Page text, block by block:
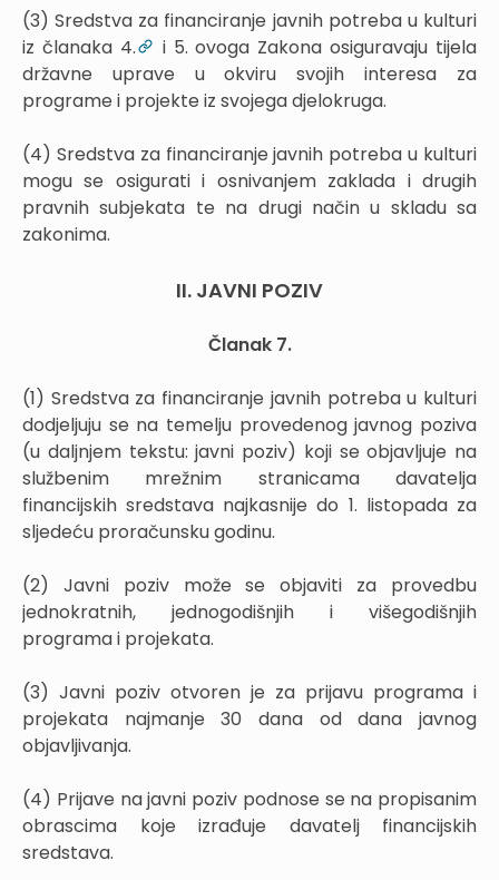
(3) Sredstva za financiranje javnih potreba u kulturi
iz članaka 4.
i 5. ovoga Zakona osiguravaju tijela
državne uprave u okviru svojih interesa za
programe i projekte iz svojega djelokruga.
(4) Sredstva za financiranje javnih potreba u kulturi
mogu se osigurati i osnivanjem zaklada i drugih
pravnih subjekata te na drugi način u skladu sa
zakonima.
II. JAVNI POZIV
Članak 7.
(1) Sredstva za financiranje javnih potreba u kulturi
dodjeljuju se na temelju provedenog javnog poziva
(u daljnjem tekstu: javni poziv) koji se objavljuje na
službenim mrežnim stranicama davatelja
financijskih sredstava najkasnije do 1. listopada za
sljedeću proračunsku godinu.
(2) Javni poziv može se objaviti za provedbu
jednokratnih, jednogodišnjih i višegodišnjih
programa i projekata.
(3) Javni poziv otvoren je za prijavu programa i
projekata najmanje 30 dana od dana javnog
objavljivanja.
(4) Prijave na javni poziv podnose se na propisanim
obrascima koje izrađuje davatelj financijskih
sredstava.